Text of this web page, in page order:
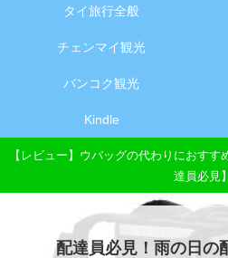
タイ旅行全般
チェンマイ観光
バンコク観光
Kindle
【レビュー】ウバッグの代わりにおす
達員必見】
配達員必見！雨の日の